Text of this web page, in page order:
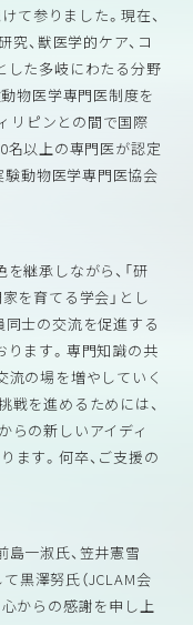
て参りました。現在、
究、獣医学的ケア、コ
した多岐にわたる分野
物医学専門医制度を
ィリピンとの間で国際
名以上の専門医が認定
験動物医学専門医協会
継承しながら、「研
を育てる学会」とし
同士の交流を促進する
ります。専門知識の共
流の場を増やしていく
戦を進めるためには、
らの新しいアイディ
ます。何卒、ご支援の
一淑氏、笠井憲雪
て黒澤努氏（JCLAM会
からの感謝を申し上